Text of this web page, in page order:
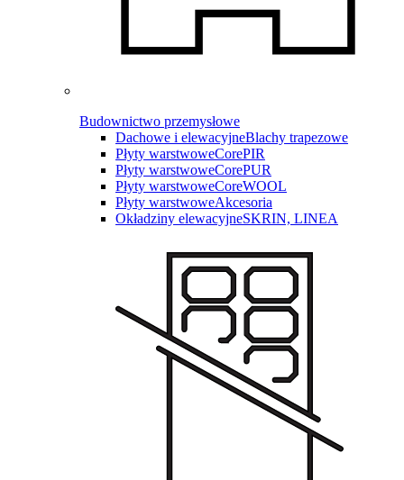
Budownictwo przemysłowe
Dachowe i elewacyjneBlachy trapezowe
Płyty warstwoweCorePIR
Płyty warstwoweCorePUR
Płyty warstwoweCoreWOOL
Płyty warstwoweAkcesoria
Okładziny elewacyjneSKRIN, LINEA